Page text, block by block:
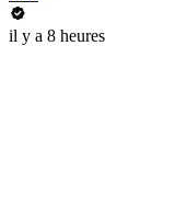
il y a 8 heures